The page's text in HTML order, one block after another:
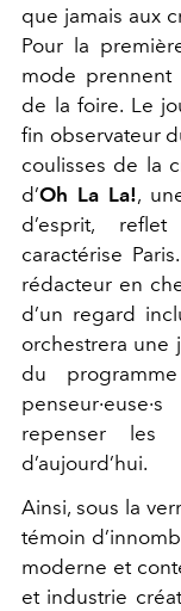
que jamais aux
Pour la
mode prennent
de la foire. Le
fin observateur
coulisses de la
d’Oh La La!,
d’esprit,
caractérise
rédacteur en
d’un regard
orchestrera une
du
repenser les
d’aujourd’hui.
Ainsi, sous la
témoin
moderne et
et industrie